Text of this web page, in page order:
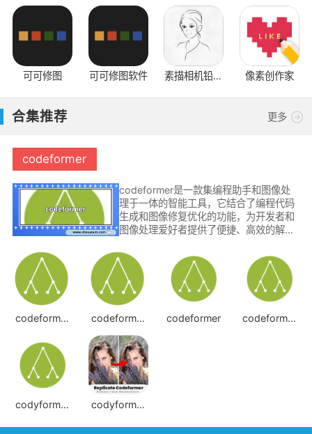
可可修图 可可修图软件
素描相机铅笔
画
像素创作家
合集推荐 更多
codeformer
codeformer是一款集编程助手和图像处
理于一体的智能工具，它结合了编程代码
生成和图像修复优化的功能，为开发者和
图像处理爱好者提供了便捷、高效的解决
codeformer
codeformer
免费版
codeformer
codeformer
codyformer
codyformer